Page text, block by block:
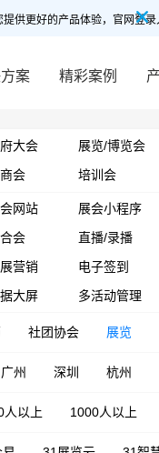
供更好的产品体验，官网登
案 精彩案例
大会
展览/博览会
会 培训会
网站
展会小程序
会
直播/录播
营销
电子签到
大屏 多活动管理
社团协会 展览
广州 深圳 杭州
人以上 1000人以上